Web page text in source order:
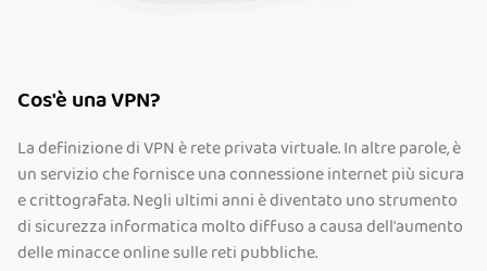
Cos'è una VPN?
La definizione di VPN è rete privata virtuale. In altre parole, è
un servizio che fornisce una connessione internet più sicura
e crittografata. Negli ultimi anni è diventato uno strumento
di sicurezza informatica molto diffuso a causa dell'aumento
delle minacce online sulle reti pubbliche.